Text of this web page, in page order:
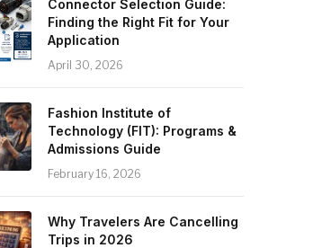
Connector Selection Guide:
Finding the Right Fit for Your
Application
April 30, 2026
Fashion Institute of
Technology (FIT): Programs &
Admissions Guide
February 16, 2026
Why Travelers Are Cancelling
Trips in 2026